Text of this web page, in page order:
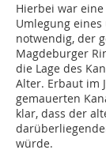
Hierbei war
Umlegung
notwendig, der
Magdeburger
die Lage des
Alter. Erbaut im
gemauerten
klar, dass der
würde.